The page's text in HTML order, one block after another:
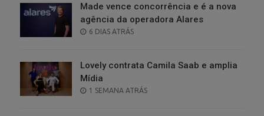
Made vence concorrência e é a nova
agência da operadora Alares
POSTED
6 DIAS ATRÁS
Lovely contrata Camila Saab e amplia
Mídia
POSTED
1 SEMANA ATRÁS